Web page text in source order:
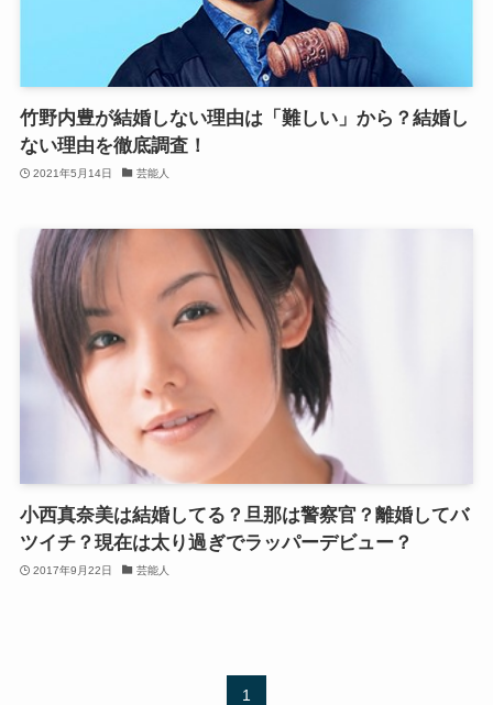
竹野内豊が結婚しない理由は「難しい」から？結婚し
ない理由を徹底調査！
2021年5月14日 芸能人
小西真奈美は結婚してる？旦那は警察官？離婚してバ
ツイチ？現在は太り過ぎでラッパーデビュー？
2017年9月22日 芸能人
1